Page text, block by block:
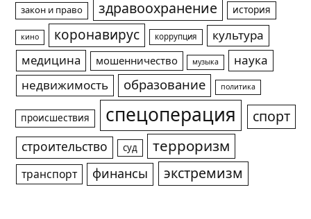
закон и право здравоохранение история
кино коронавирус коррупция
культура
медицина
мошенничество музыка
наука
недвижимость
образование политика
происшествия спецоперация спорт
строительство суд терроризм
транспорт финансы экстремизм